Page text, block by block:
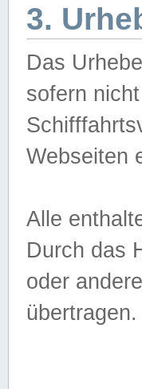
3.
Das
sofern
Webseiten
Alle
Durch das
oder
übertragen.